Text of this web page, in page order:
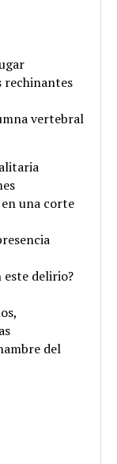
rechinantes
vertebral
una corte
este delirio?
del